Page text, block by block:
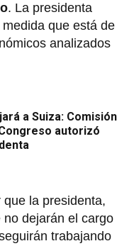
. La presidenta
que está de
analizados
a Suiza: Comisión
autorizó
la presidenta,
no dejarán el cargo
trabajando